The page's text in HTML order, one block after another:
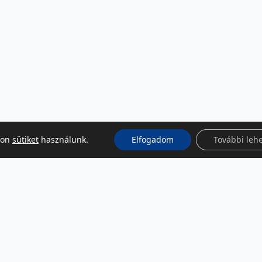
sütikethasználunk. Elfogadom További